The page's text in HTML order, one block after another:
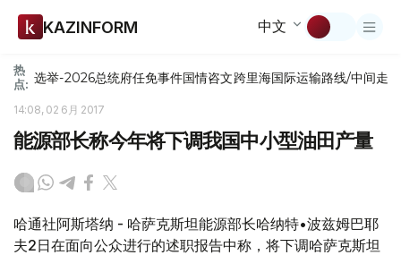
KAZINFORM 中文
热
点: 选举-2026总统府任免事件国情咨文跨里海国际运输路线/中间走廊
14:08, 02 6月 2017
能源部长称今年将下调我国中小型油田产量
哈通社阿斯塔纳 - 哈萨克斯坦能源部长哈纳特•波兹姆巴耶
夫2日在面向公众进行的述职报告中称，将下调哈萨克斯坦